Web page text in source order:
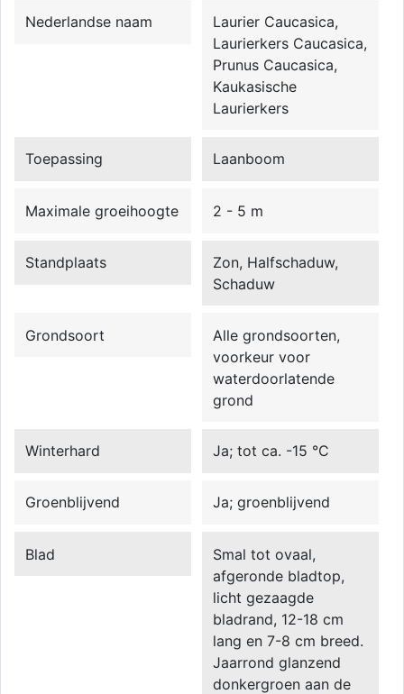
Nederlandse naam
Laurier Caucasica,
Laurierkers Caucasica,
Prunus Caucasica,
Kaukasische
Laurierkers
Toepassing Laanboom
Maximale groeihoogte 2 - 5 m
Standplaats
Zon, Halfschaduw,
Schaduw
Grondsoort
Alle grondsoorten,
voorkeur voor
waterdoorlatende
grond
Winterhard Ja; tot ca. -15 °C
Groenblijvend Ja; groenblijvend
Blad
Smal tot ovaal,
afgeronde bladtop,
licht gezaagde
bladrand, 12-18 cm
lang en 7-8 cm breed.
Jaarrond glanzend
donkergroen aan de